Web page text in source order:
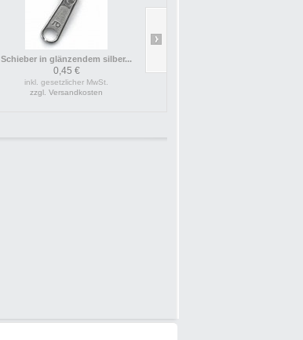
Schieber in glänzendem silber...
0,45 €
inkl. gesetzlicher MwSt.
zzgl. Versandkosten